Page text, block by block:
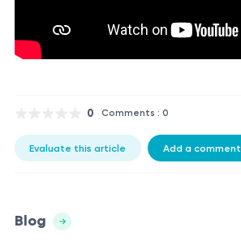
0 Comments : 0
Evaluate this article Add a comment
Blog